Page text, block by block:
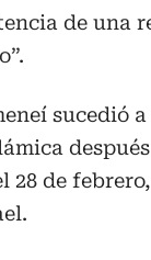
de una
sucedió
28 de